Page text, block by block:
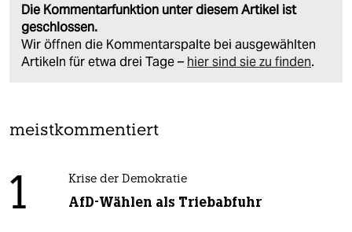
Die Kommentarfunktion unter diesem Artikel ist
geschlossen.
Wir öffnen die Kommentarspalte bei ausgewählten
Artikeln für etwa drei Tage – hier sind sie zu finden.
meistkommentiert
1 Krise der Demokratie
AfD-Wählen als Triebabfuhr